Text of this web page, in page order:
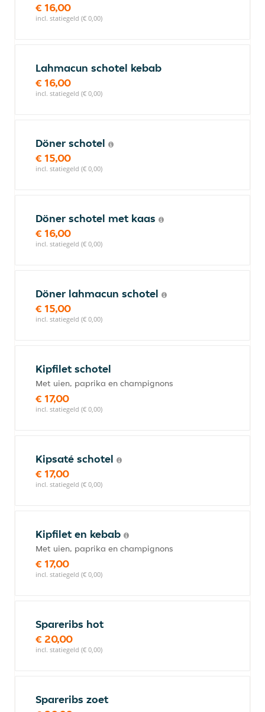
€ 16,00
incl. statiegeld (€ 0,00)
Lahmacun schotel kebab
€ 16,00
incl. statiegeld (€ 0,00)
Döner schotel
€ 15,00
incl. statiegeld (€ 0,00)
Döner schotel met kaas
€ 16,00
incl. statiegeld (€ 0,00)
Döner lahmacun schotel
€ 15,00
incl. statiegeld (€ 0,00)
Kipfilet schotel
Met uien, paprika en champignons
€ 17,00
incl. statiegeld (€ 0,00)
Kipsaté schotel
€ 17,00
incl. statiegeld (€ 0,00)
Kipfilet en kebab
Met uien, paprika en champignons
€ 17,00
incl. statiegeld (€ 0,00)
Spareribs hot
€ 20,00
incl. statiegeld (€ 0,00)
Spareribs zoet